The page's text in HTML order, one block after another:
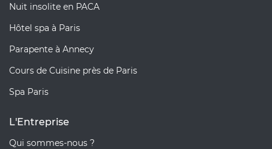
Nuit insolite en PACA
Hôtel spa à Paris
Parapente à Annecy
Cours de Cuisine près de Paris
Spa Paris
L'Entreprise
Qui sommes-nous ?